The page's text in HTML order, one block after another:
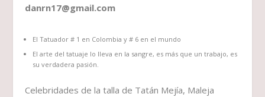
danrn17@gmail.com
El Tatuador # 1 en Colombia y # 6 en el mundo
El arte del tatuaje lo lleva en la sangre, es más que un trabajo, es
su verdadera pasión.
Celebridades de la talla de Tatán Mejía, Maleja